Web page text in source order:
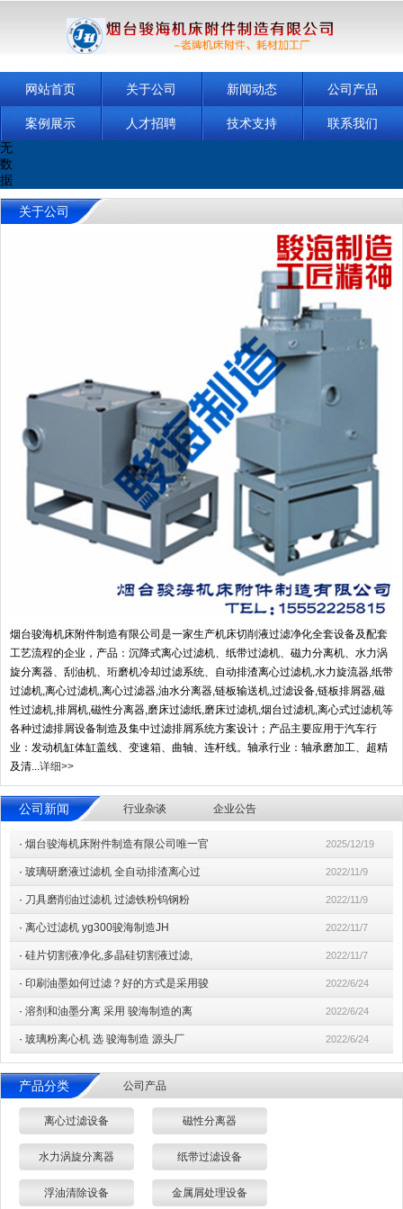
网站首页 关于公司 新闻动态 公司产品
案例展示 人才招聘 技术支持
联系我们
无
数
据
关于公司
烟台骏海机床附件制造有限公司是一家生产机床切削液过滤净化全套设备及配套
工艺流程的企业，产品：沉降式离心过滤机、纸带过滤机、磁力分离机、水力涡
旋分离器、刮油机、珩磨机冷却过滤系统、自动排渣离心过滤机,水力旋流器,纸带
过滤机,离心过滤机,离心过滤器,油水分离器,链板输送机,过滤设备,链板排屑器,磁
性过滤机,排屑机,磁性分离器,磨床过滤纸,磨床过滤机,烟台过滤机,离心式过滤机等
各种过滤排屑设备制造及集中过滤排屑系统方案设计；产品主要应用于汽车行
业：发动机缸体缸盖线、变速箱、曲轴、连杆线。轴承行业：轴承磨加工、超精
及清...详细>>
公司新闻 行业杂谈 企业公告
· 烟台骏海机床附件制造有限公司唯一官 2025/12/19
· 玻璃研磨液过滤机 全自动排渣离心过 2022/11/9
· 刀具磨削油过滤机 过滤铁粉钨钢粉 2022/11/9
· 离心过滤机 yg300骏海制造JH 2022/11/7
· 硅片切割液净化,多晶硅切割液过滤, 2022/11/7
· 印刷油墨如何过滤？好的方式是采用骏 2022/6/24
· 溶剂和油墨分离 采用 骏海制造的离 2022/6/24
· 玻璃粉离心机 选 骏海制造 源头厂 2022/6/24
产品分类 公司产品
离心过滤设备 磁性分离器
水力涡旋分离器 纸带过滤设备
浮油清除设备 金属屑处理设备